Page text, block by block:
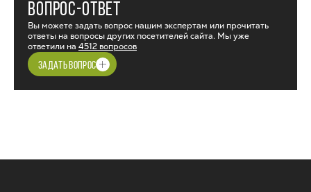
ВОПРОС-ОТВЕТ
Вы можете задать вопрос нашим экспертам или прочитать
ответы на вопросы других посетителей сайта. Мы уже
ответили на 4512 вопросов
ЗАДАТЬ ВОПРОС